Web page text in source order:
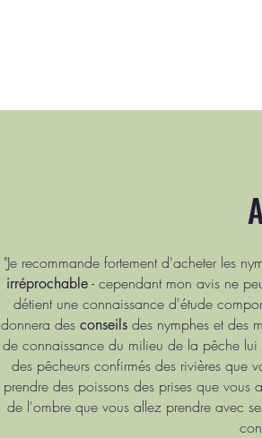
"Je recommande fortement d'acheter les
irréprochable- cependant mon avis ne
détient une connaissance d'étude
donnera des conseilsdes nymphes et des
de connaissance du milieu de la pêche lui
des pêcheurs confirmés des rivières que
prendre des poissons des prises que
de l'ombre que vous allez prendre avec